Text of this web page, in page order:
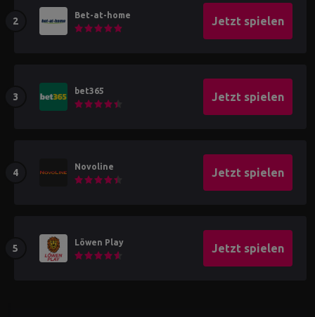
Bet-at-home Jetzt spielen
bet365 Jetzt spielen
Novoline Jetzt spielen
Löwen Play Jetzt spielen